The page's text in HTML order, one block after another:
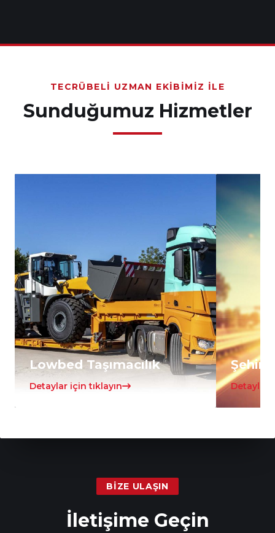
TECRÜBELI UZMAN EKIBIMIZ İLE
Sunduğumuz Hizmetler
Lowbed Taşımacılık
Detaylar için tıklayın Detaylar
BIZE ULAŞIN
İletişime Geçin